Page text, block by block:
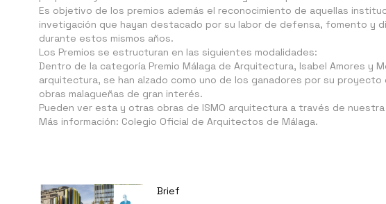
Es objetivo de los premios además el reconocimiento de aquellas
invetigación que hayan destacado por su labor de defensa, fomento y
durante estos mismos años.
Los Premios se estructuran en las siguientes modalidades:
Dentro de la categoría Premio Málaga de Arquitectura, Isabel Amores y
arquitectura, se han alzado como uno de los ganadores por su
obras malagueñas de gran interés.
Pueden ver esta y otras obras de ISMO arquitectura a través de
Más información: Colegio Oficial de Arquitectos de Málaga.
Brief